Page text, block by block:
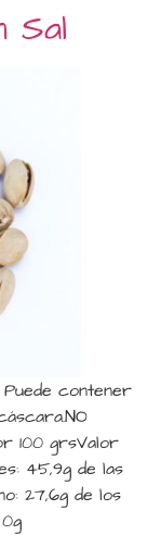
Sal
Puede contener
100 grsValor
45,9g de las
27,6g de los